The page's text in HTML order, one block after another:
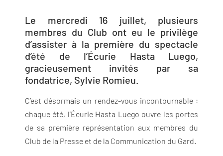
Le mercredi 16 juillet, plusieurs
membres du Club ont eu le privilège
d’assister à la première du spectacle
d’été de l’Écurie Hasta Luego,
gracieusement invités par sa
fondatrice, Sylvie Romieu.
C’est désormais un rendez-vous incontournable :
chaque été, l’Écurie Hasta Luego ouvre les portes
de sa première représentation aux membres du
Club de la Presse et de la Communication du Gard.